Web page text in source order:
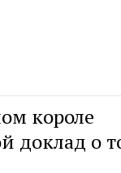
короле
доклад о